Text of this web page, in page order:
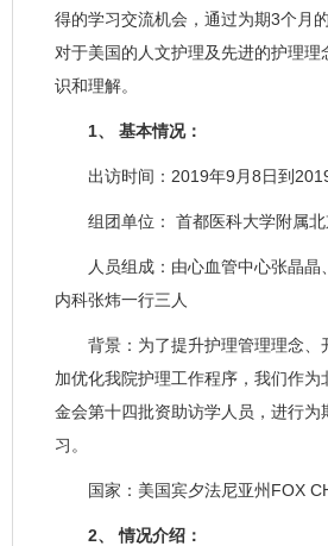
得的学习交流机会，通过为期3个月
对于美国的人文护理及先进的护理理
识和理解。
1、 基本情况：
出访时间：2019年9月8日到
组团单位： 首都医科大学附属北
人员组成：由心血管中心张晶晶
内科张炜一行三人
背景：为了提升护理管理理念、
加优化我院护理工作程序，我们作为
金会第十四批资助访学人员，进行为
习。
国家：美国宾夕法尼亚州FOX
2、 情况介绍：